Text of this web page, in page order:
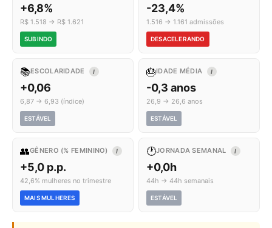
+6,8%
R$ 1.518 → R$ 1.621
SUBINDO
-23,4%
1.516 → 1.161 admissões
DESACELERANDO
📚ESCOLARIDADE I
+0,06
6,87 → 6,93 (índice)
ESTÁVEL
🎂IDADE MÉDIA I
-0,3 anos
26,9 → 26,6 anos
ESTÁVEL
👥GÊNERO (% FEMININO) I
+5,0 p.p.
42,6% mulheres no trimestre
MAIS MULHERES
🕐JORNADA SEMANAL I
+0,0h
44h → 44h semanais
ESTÁVEL